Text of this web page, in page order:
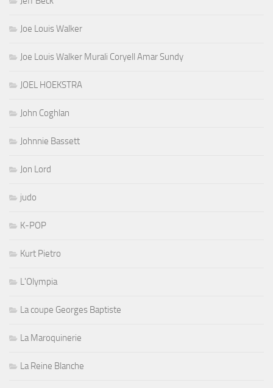
Joe Louis Walker
Joe Louis Walker Murali Coryell Amar Sundy
JOEL HOEKSTRA
John Coghlan
Johnnie Bassett
Jon Lord
judo
K-POP
Kurt Pietro
L'Olympia
La coupe Georges Baptiste
La Maroquinerie
La Reine Blanche